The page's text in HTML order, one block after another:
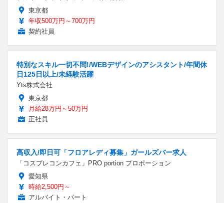
東京都
年収500万円～700万円
契約社員
特別なスキル一切不問!/WEBデザインのアシスタント/年間休
日125日以上/未経験活躍
Yts株式会社
東京都
月給28万円～50万円
正社員
高収入/即日可「フロアレディ募集」ガールズバー求人
「コスプレコンカフェ」PRO portion プロポーション
愛知県
時給2,500円～
アルバイト・パート